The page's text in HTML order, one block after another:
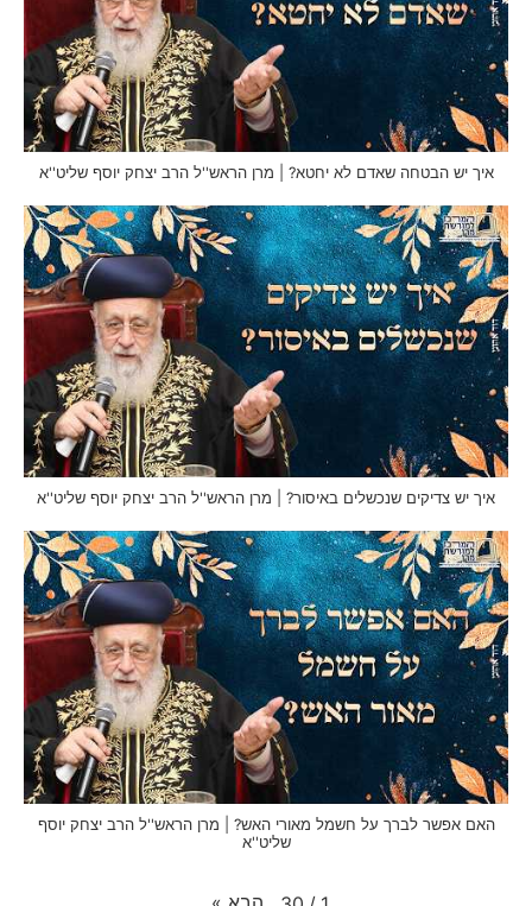
איך יש הבטחה שאדם לא יחטא? | מרן הראש''ל הרב יצחק יוסף שליט''א
איך יש צדיקים שנכשלים באיסור? | מרן הראש''ל הרב יצחק יוסף שליט''א
האם אפשר לברך על חשמל מאורי האש? | מרן הראש''ל הרב יצחק יוסף
שליט''א